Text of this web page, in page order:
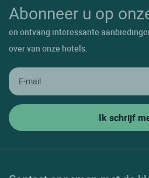
Abonneer u op
en ontvang interessante
over van onze hotels.